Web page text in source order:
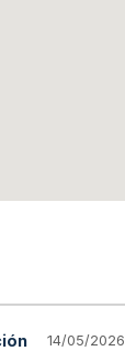
14/05/2026